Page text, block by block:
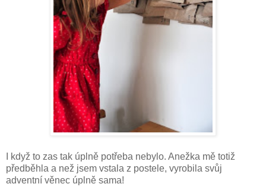
I když to zas tak úplně potřeba nebylo. Anežka mě totiž
předběhla a než jsem vstala z postele, vyrobila svůj
adventní věnec úplně sama!